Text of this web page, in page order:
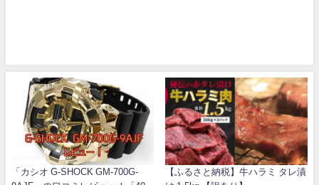
「カシオ G-SHOCK GM-700G-
【ふるさと納税】牛ハラミ タレ漬